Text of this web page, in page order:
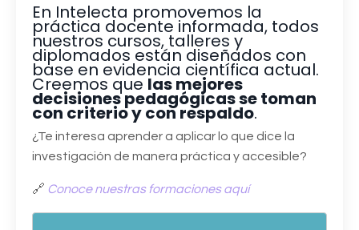
En Intelecta promovemos la
práctica docente informada, todos
nuestros cursos, talleres y
diplomados están diseñados con
base en evidencia científica actual.
Creemos que las mejores
decisiones pedagógicas se toman
con criterio y con respaldo.
¿Te interesa aprender a aplicar lo que dice la
investigación de manera práctica y accesible?
🔗 Conoce nuestras formaciones aquí